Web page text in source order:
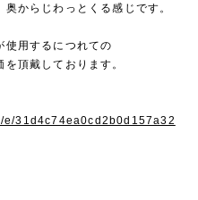
からじわっとくる感じです。
使用するにつれての
頂戴しております。
31d4c74ea0cd2b0d157a32